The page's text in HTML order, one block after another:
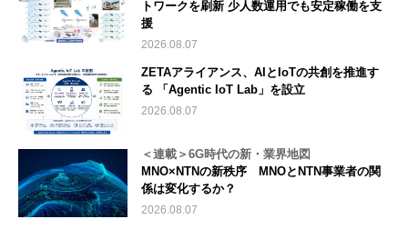
トワークを刷新 少人数運用でも安定稼働を支
援
2026.08.07
ZETAアライアンス、AIとIoTの共創を推進す
る 「Agentic IoT Lab」を設立
2026.08.07
＜連載＞6G時代の新・業界地図
MNO×NTNの新秩序 MNOとNTN事業者の関
係は変化するか？
2026.08.07